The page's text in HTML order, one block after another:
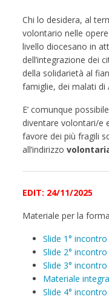
Chi lo desidera, al
volontario nelle
livello diocesano in
dell’integrazione dei
della solidarietà al
famiglie, dei malati di
E’ comunque
diventare volontari/e
favore dei più fragili
all’indirizzo
EDIT: 24/11/2025
Materiale per la
Slide 1°
Slide 2°
Slide 3°
Materiale
Slide 4° incontro